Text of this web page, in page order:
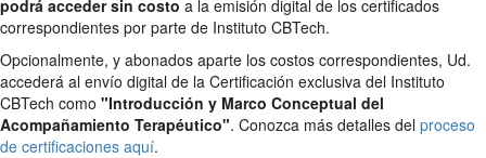
podrá acceder sin costo a la emisión digital de los certificados
correspondientes por parte de Instituto CBTech.
Opcionalmente, y abonados aparte los costos correspondientes, Ud.
accederá al envío digital de la Certificación exclusiva del Instituto
CBTech como "Introducción y Marco Conceptual del
Acompañamiento Terapéutico". Conozca más detalles del proceso
de certificaciones aquí.